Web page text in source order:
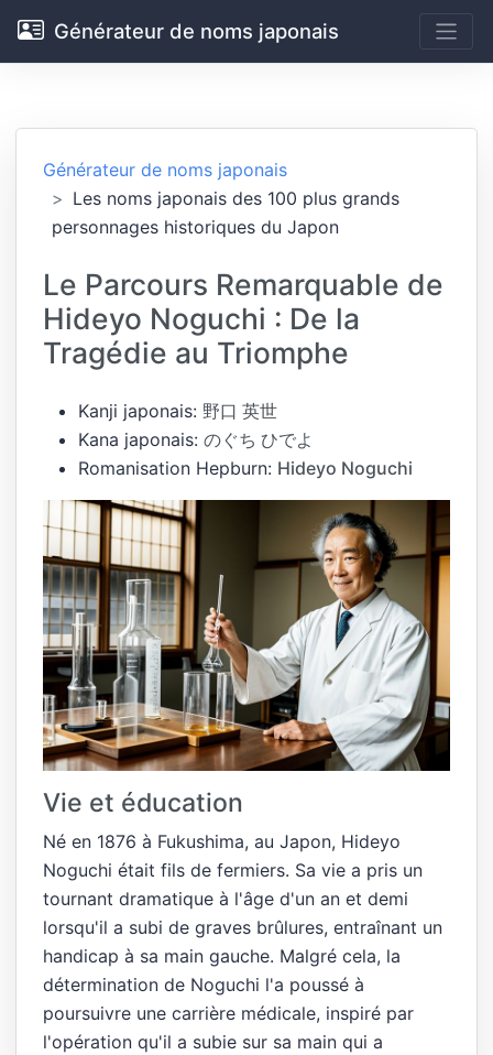
Générateur de noms japonais
Générateur de noms japonais
Les noms japonais des 100 plus grands
personnages historiques du Japon
Le Parcours Remarquable de
Hideyo Noguchi : De la
Tragédie au Triomphe
Kanji japonais: 野口 英世
Kana japonais: のぐち ひでよ
Romanisation Hepburn: Hideyo Noguchi
Vie et éducation
Né en 1876 à Fukushima, au Japon, Hideyo
Noguchi était fils de fermiers. Sa vie a pris un
tournant dramatique à l'âge d'un an et demi
lorsqu'il a subi de graves brûlures, entraînant un
handicap à sa main gauche. Malgré cela, la
détermination de Noguchi l'a poussé à
poursuivre une carrière médicale, inspiré par
l'opération qu'il a subie sur sa main qui a